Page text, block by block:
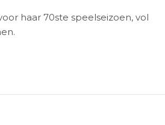
haar 70ste speelseizoen, vol